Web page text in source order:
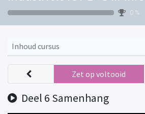
0 %
Inhoud cursus
Deel 6 Samenhang
Zet op voltooid